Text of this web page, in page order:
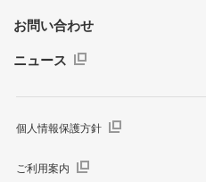
お問い合わせ
ニュース
個人情報保護方針
ご利用案内